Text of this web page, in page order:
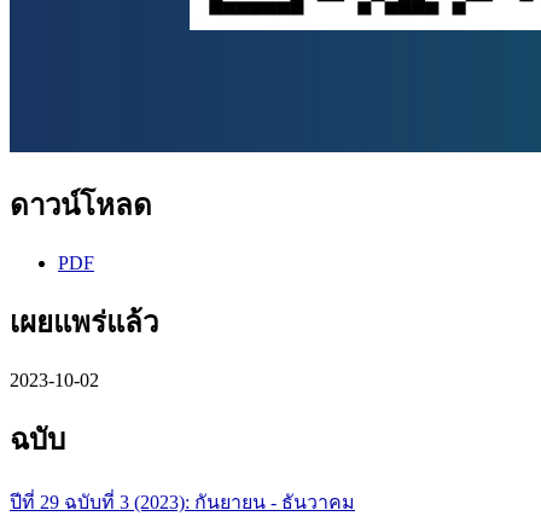
ดาวน์โหลด
PDF
เผยแพร่แล้ว
2023-10-02
ฉบับ
ปีที่ 29 ฉบับที่ 3 (2023): กันยายน - ธันวาคม